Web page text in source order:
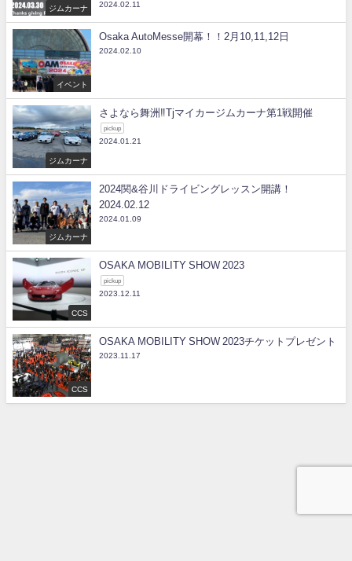
ジムカーナ 2024.02.11
イベント
Osaka AutoMesse開幕！！2月10,11,12日
2024.02.10
ジムカーナ
さよなら舞洲‼Tjマイカージムカーナ第1戦開催
pickup
2024.01.21
ジムカーナ
2024関&谷川ドライビングレッスン開講！
2024.02.12
2024.01.09
CCS
OSAKA MOBILITY SHOW 2023
pickup
2023.12.11
CCS
OSAKA MOBILITY SHOW 2023チケットプレゼント
2023.11.17